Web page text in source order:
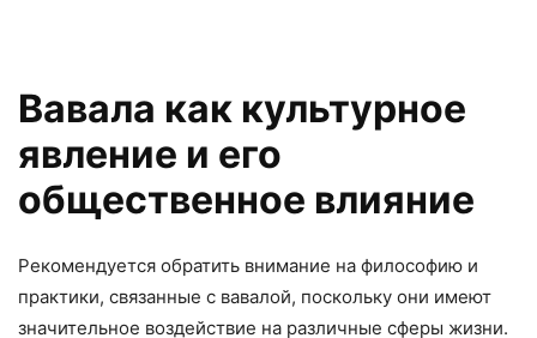
Вавала как культурное
явление и его
общественное влияние
Рекомендуется обратить внимание на философию и
практики, связанные с вавалой, поскольку они имеют
значительное воздействие на различные сферы жизни.